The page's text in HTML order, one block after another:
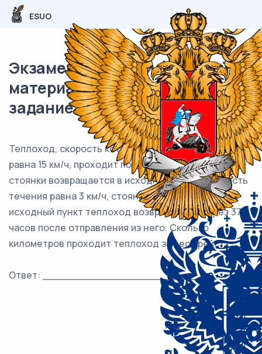
ESUO
Экзаменационный (типовой)
материал ЕГЭ / База / 20
задание (24) / 125
Теплоход, скорость которого в неподвижной воде
равна 15 км/ч, проходит по течению реки и после
стоянки возвращается в исходный пункт. Скорость
течения равна 3 км/ч, стоянка длится 7 часов, а в
исходный пункт теплоход возвращается через 37
часов после отправления из него. Сколько
километров проходит теплоход за весь рейс?
Ответ: ___________________________.